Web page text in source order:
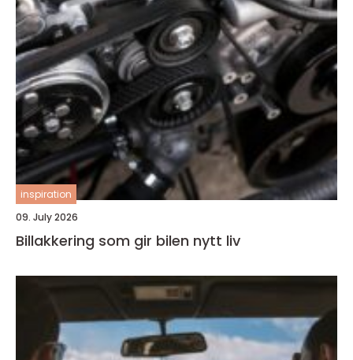
inspiration
09. July 2026
Billakkering som gir bilen nytt liv